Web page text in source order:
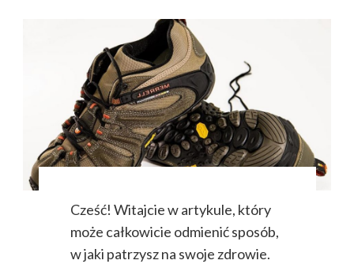
Cześć! Witajcie w artykule, który
może całkowicie odmienić sposób,
w jaki patrzysz na swoje zdrowie.